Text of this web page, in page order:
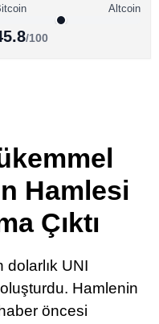
TikTok
Altcoin
/100
Hamlesi
Çıktı
dolarlık UNI
Hamlenin
öncesi